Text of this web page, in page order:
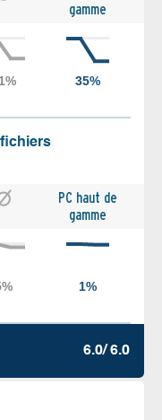
gamme
PC haut de
gamme
6.0/ 6.0